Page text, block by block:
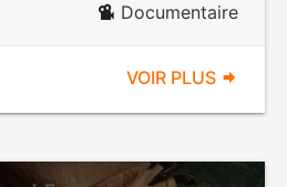
Documentaire
VOIR PLUS